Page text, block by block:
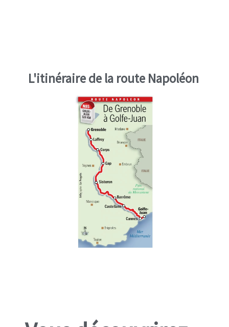
L'itinéraire de la route Napoléon